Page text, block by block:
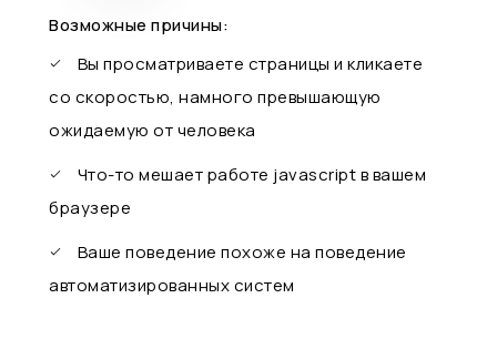
Возможные причины:
Вы просматриваете страницы и кликаете
со скоростью, намного превышающую
ожидаемую от человека
Что-то мешает работе javascript в вашем
браузере
Ваше поведение похоже на поведение
автоматизированных систем